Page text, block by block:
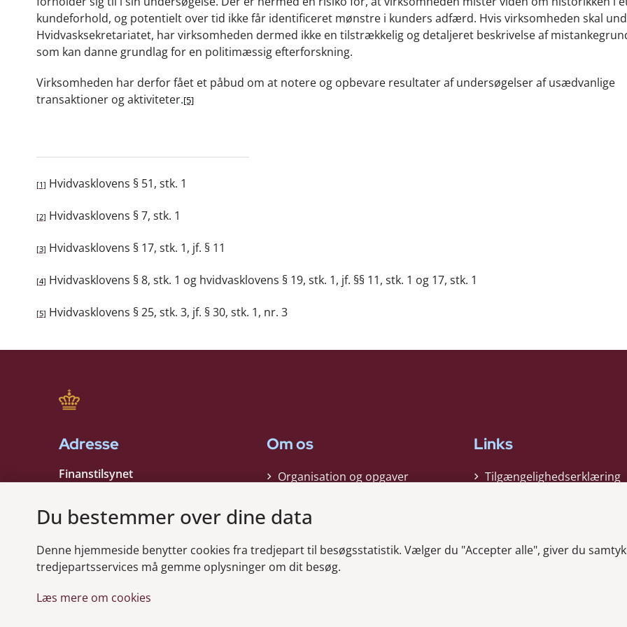
kundeforhold, og potentielt over tid ikke får identificeret mønstre i kunders adfærd. Hvis virksomheden skal
Hvidvasksekretariatet, har virksomheden dermed ikke en tilstrækkelig og detaljeret beskrivelse af
som kan danne grundlag for en politimæssig efterforskning.
Virksomheden har derfor fået et påbud om at notere og opbevare resultater af undersøgelser af usædvanlige
transaktioner og aktiviteter.[5]
[1] Hvidvasklovens § 51, stk. 1
[2] Hvidvasklovens § 7, stk. 1
[3] Hvidvasklovens § 17, stk. 1, jf. § 11
[4] Hvidvasklovens § 8, stk. 1 og hvidvasklovens § 19, stk. 1, jf. §§ 11, stk. 1 og 17, stk. 1
[5] Hvidvasklovens § 25, stk. 3, jf. § 30, stk. 1, nr. 3
Adresse
Finanstilsynet
1401 København K
CVR nummer:10598184
Om os
Organisation og opgaver
Kontakt
Modtag nyheder
Links
Tilgængelighedserklæring
Whistleblower
Du bestemmer over dine data
Denne hjemmeside benytter cookies fra tredjepart til besøgsstatistik. Vælger du "Accepter alle", giver du
tredjepartsservices må gemme oplysninger om dit besøg.
Læs mere om cookies